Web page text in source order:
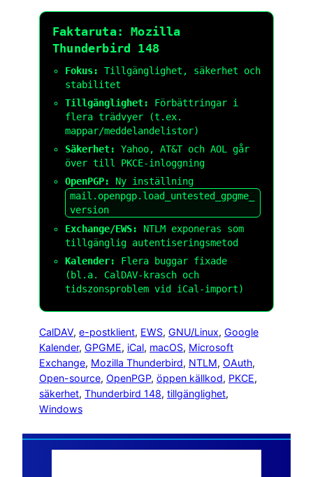
Faktaruta: Mozilla
Thunderbird 148
Fokus:
Tillgänglighet, säkerhet och
stabilitet
Tillgänglighet:
Förbättringar i
flera trädvyer (t.ex.
mappar/meddelandelistor)
Säkerhet:
Yahoo, AT&T och AOL går
över till PKCE-inloggning
OpenPGP:
Ny inställning
mail.openpgp.load_untested_gpgme_
version
Exchange/EWS:
NTLM exponeras som
tillgänglig autentiseringsmetod
Kalender:
Flera buggar fixade
(bl.a. CalDAV-krasch och
tidszonsproblem vid iCal-import)
CalDAV, e-postklient, EWS, GNU/Linux, Google
Kalender, GPGME, iCal, macOS, Microsoft
Exchange, Mozilla Thunderbird, NTLM, OAuth
Open-source, OpenPGP, öppen källkod, PKCE
säkerhet, Thunderbird 148, tillgänglighet
Windows